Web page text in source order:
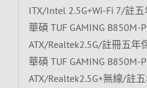
ITX/Intel 2.5G+Wi-Fi 7/註
華碩 TUF GAMING B850M-
ATX/Realtek2.5G/註冊五年
華碩 TUF GAMING B850M-
ATX/Realtek2.5G+無線/註